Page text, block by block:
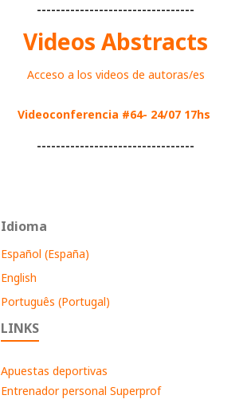
---------------------------------
Videos Abstracts
Acceso a los videos de autoras/es
Videoconferencia #64- 24/07 17hs
---------------------------------
Idioma
Español (España)
English
Português (Portugal)
LINKS
Apuestas deportivas
Entrenador personal Superprof